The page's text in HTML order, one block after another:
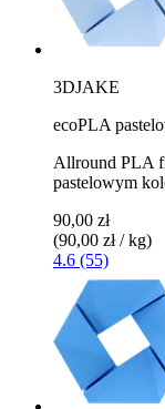
3DJAKE
ecoPLA
Allround PLA
pastelowym
90,00 zł
(90,00 zł / kg)
4.6 (55)